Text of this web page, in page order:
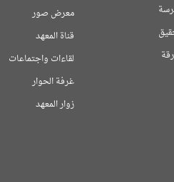
معرض صور
قناة المعهد
لقاءات واجتماعات
غرفة الحوار
زوار المعهد